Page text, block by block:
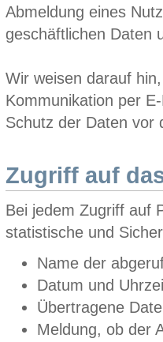
Abmeldung eines
geschäftlichen Daten
Wir weisen darauf
Kommunikation per
Schutz der Daten vor
Zugriff auf
Bei jedem Zugriff auf
statistische und
Name der
Datum und
Übertragene
Meldung, ob der